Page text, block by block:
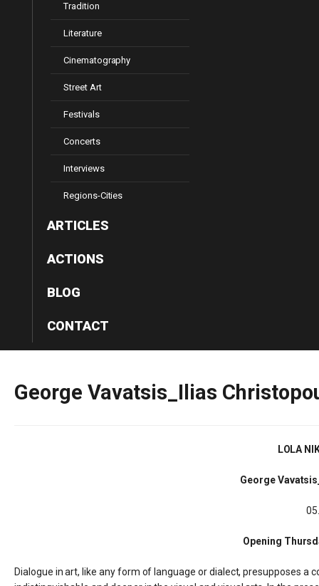
Tradition
Literature
Cinematography
Street Art
Festivals
Concerts
Interviews
Regions-Cities
ARTICLES
ACTIONS
BLOG
CONTACT
George Vavatsis_Ilias
LOLA
George
Opening
Dialogue in art, like any form of language or dialect, presupposes